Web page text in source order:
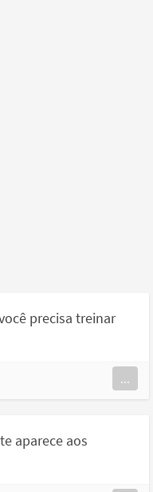
precisa treinar
...
aparece aos